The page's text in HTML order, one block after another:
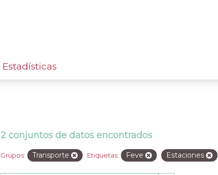
Estadísticas
2 conjuntos de datos encontrados
Grupos: Transporte Etiquetas: Feve Estaciones